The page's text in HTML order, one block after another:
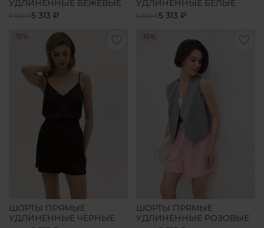
УДЛИНЕННЫЕ БЕЖЕВЫЕ
6 250 ₽5 313 ₽
УДЛИНЕННЫЕ БЕЛЫЕ
6 250 ₽5 313 ₽
-15%
ШОРТЫ ПРЯМЫЕ
УДЛИНЕННЫЕ ЧЕРНЫЕ
-15%
ШОРТЫ ПРЯМЫЕ
УДЛИНЕННЫЕ РОЗОВЫЕ